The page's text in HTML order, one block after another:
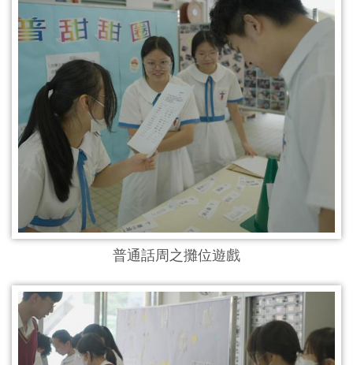
普通話周之攤位遊戲